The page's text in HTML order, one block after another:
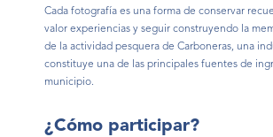
Cada fotografía es una forma de conservar
valor experiencias y seguir construyendo la
de la actividad pesquera de Carboneras, una
constituye una de las principales fuentes de
municipio.
¿Cómo participar?